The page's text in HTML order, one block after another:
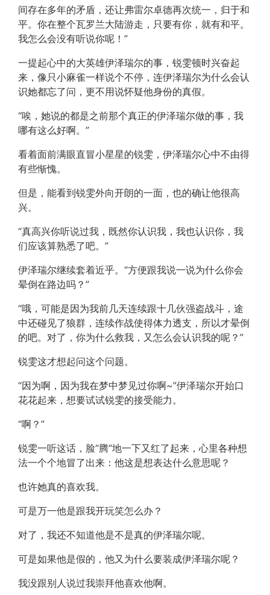
间存在多年的矛盾，还让弗雷尔卓德再次统一，归于和
平。你在整个瓦罗兰大陆游走，只要有你，就有和平。
我怎么会没有听说你呢！”
一提起心中的大英雄伊泽瑞尔的事，锐雯顿时兴奋起
来，像只小麻雀一样说个不停，连伊泽瑞尔为什么会认
识她都忘了问，更不用说怀疑他身份的真假。
“唉，她说的都是之前那个真正的伊泽瑞尔做的事，我
哪有这么好啊。”
看着面前满眼直冒小星星的锐雯，伊泽瑞尔心中不由得
有些惭愧。
但是，能看到锐雯外向开朗的一面，也的确让他很高
兴。
“真高兴你听说过我，既然你认识我，我也认识你，我
们应该算熟悉了吧。”
伊泽瑞尔继续套着近乎。“方便跟我说一说为什么你会
晕倒在路边吗？”
“哦，可能是因为我前几天连续跟十几伙强盗战斗，途
中还碰见了狼群，连续作战使得体力透支，所以才晕倒
的吧。对了，你为什么救我，又怎么会认识我的呢？”
锐雯这才想起问这个问题。
“因为啊，因为我在梦中梦见过你啊~”伊泽瑞尔开始口
花花起来，想要试试锐雯的接受能力。
“啊？”
锐雯一听这话，脸“腾”地一下又红了起来，心里各种想
法一个个地冒了出来：他这是想表达什么意思呢？
也许她真的喜欢我。
可是万一他是跟我开玩笑怎么办？
对了，我还不知道他是不是真的伊泽瑞尔呢。
可是如果他是假的，他又为什么要装成伊泽瑞尔呢？
我没跟别人说过我崇拜他喜欢他啊。